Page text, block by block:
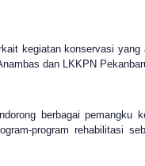
kegiatan konservasi
dan LKKPN
berbagai pemangku
program rehabilitasi